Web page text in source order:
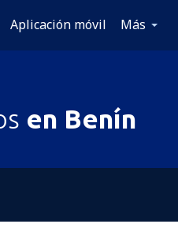
Aplicación móvil Más
en Benín